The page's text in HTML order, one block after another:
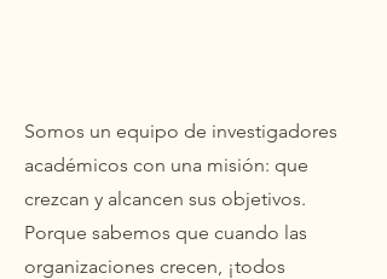
Somos un equipo de investigadores
académicos con una misión: que
crezcan y alcancen sus objetivos.
Porque sabemos que cuando las
organizaciones crecen, ¡todos